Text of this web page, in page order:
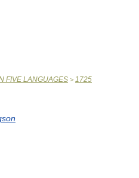
FIVE LANGUAGES > 1725